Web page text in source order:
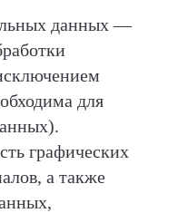
данных —
для
графических
а также